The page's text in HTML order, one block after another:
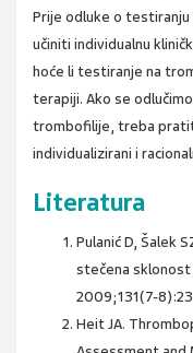
Prije odluke o
učiniti individualnu
hoće li testiranje na
terapiji. Ako se
trombofilije, treba
individualizirani i
Literatura
Pulanić D, Šalek
stečena sklonost
2009;131(7-
Heit JA.